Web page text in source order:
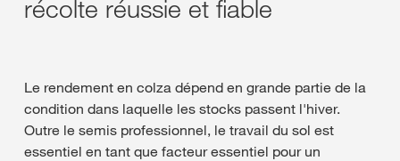
récolte réussie et fiable
Le rendement en colza dépend en grande partie de la
condition dans laquelle les stocks passent l'hiver.
Outre le semis professionnel, le travail du sol est
essentiel en tant que facteur essentiel pour un